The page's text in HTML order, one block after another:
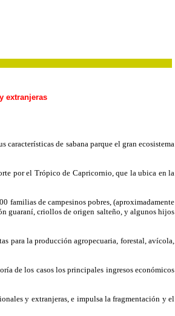
extranjeras
de sabana parque el gran ecosistema
por el Trópico de Capricornio, que la ubica en la
familias de campesinos pobres, (aproximadamente
guaraní, criollos de origen salteño, y algunos hijos
para la producción agropecuaria, forestal, avícola,
de los casos los principales ingresos económicos
y extranjeras, e impulsa la fragmentación y el